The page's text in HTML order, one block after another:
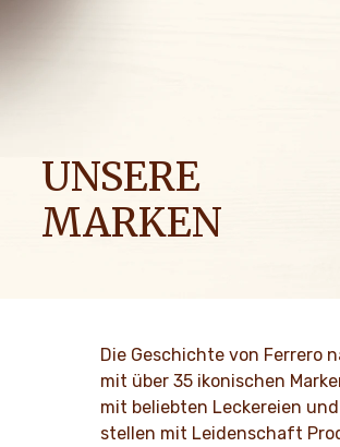
UNSERE
MARKEN
MEHR ENTDECKEN
Die Geschichte von Ferrero
mit über 35 ikonischen
mit beliebten Leckereien
stellen mit Leidenschaft